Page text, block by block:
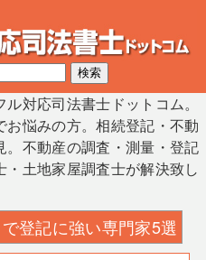
対応司法書士ドットコム。
悩みの方。相続登記・不動
不動産の調査・測量・登記
土地家屋調査士が解決致し
登記に強い専門家5選